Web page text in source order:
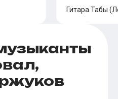
Гитара.Табы